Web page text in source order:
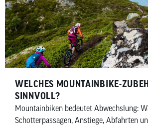
WELCHES MOUNTAINBIKE-
SINNVOLL?
Mountainbiken bedeutet Abwechslung:
Schotterpassagen, Anstiege, Abfahrten